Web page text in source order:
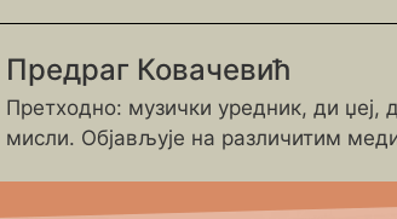
Предраг Ковачевић
Претходно: музички уредник, ди
мисли. Објављује на различитим